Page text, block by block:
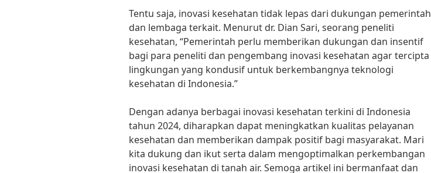
Tentu saja, inovasi kesehatan tidak lepas dari dukungan pemerintah
dan lembaga terkait. Menurut dr. Dian Sari, seorang peneliti
kesehatan, “Pemerintah perlu memberikan dukungan dan insentif
bagi para peneliti dan pengembang inovasi kesehatan agar tercipta
lingkungan yang kondusif untuk berkembangnya teknologi
kesehatan di Indonesia.”
Dengan adanya berbagai inovasi kesehatan terkini di Indonesia
tahun 2024, diharapkan dapat meningkatkan kualitas pelayanan
kesehatan dan memberikan dampak positif bagi masyarakat. Mari
kita dukung dan ikut serta dalam mengoptimalkan perkembangan
inovasi kesehatan di tanah air. Semoga artikel ini bermanfaat dan